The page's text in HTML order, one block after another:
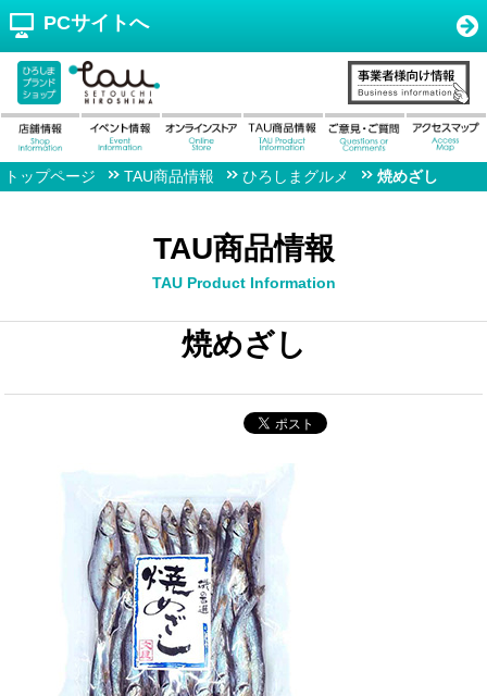
PCサイトへ
トップページ TAU商品情報 ひろしまグルメ 焼めざし
TAU商品情報
TAU Product Information
焼めざし